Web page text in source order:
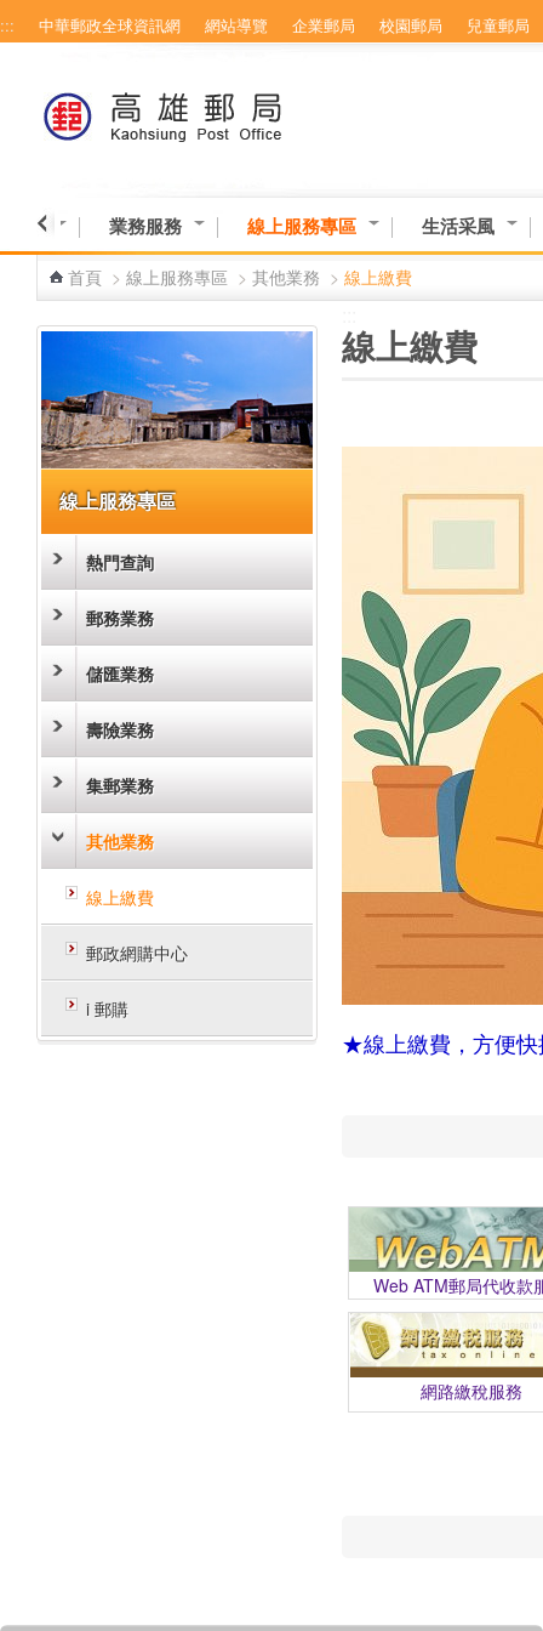
跳到主要內容區塊
::: 中華郵政全球資訊網 網站導覽 企業郵局 校園郵局 兒童郵局
資訊 業務服務 線上服務專區 生活采風
首頁 > 線上服務專區 > 其他業務 > 線上繳費
線上服務專區
熱門查詢
郵務業務
儲匯業務
壽險業務
集郵業務
其他業務
線上繳費
郵政網購中心
i 郵購
線上繳費
★線上繳費，方便快
Web ATM郵局代收款
網路繳稅服務